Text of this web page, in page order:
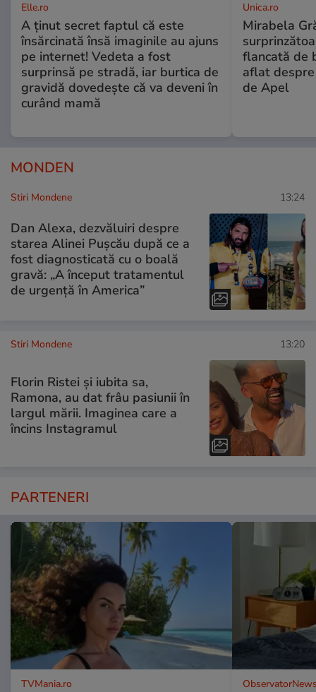
Elle.ro
A ținut secret faptul că este
însărcinată însă imaginile au ajuns
pe internet! Vedeta a fost
surprinsă pe stradă, iar burtica de
gravidă dovedește că va deveni în
curând mamă
Unica.ro
Mirabela
flancată de
aflat
de Apel
MONDEN
Stiri Mondene 13:24
Dan Alexa, dezvăluiri despre
starea Alinei Pușcău după ce a
fost diagnosticată cu o boală
gravă: „A început tratamentul
de urgență în America”
Stiri Mondene 13:20
Florin Ristei și iubita sa,
Ramona, au dat frâu pasiunii în
largul mării. Imaginea care a
încins Instagramul
PARTENERI
TVMania.ro